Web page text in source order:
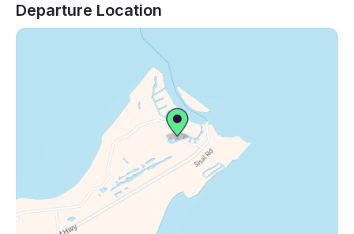
Departure Location